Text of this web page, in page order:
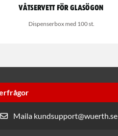
Våtservett för glasögon
Dispenserbox med 100 st.
Maila kundsupport@wuerth.se